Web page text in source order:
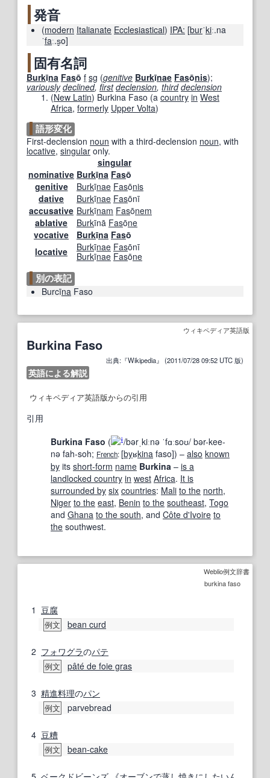
発音
(modern Italianate Ecclesiastical) IPA: [burˈkiː.na
ˈfaː.s̬o]
固有名詞
Burkīna Fasō f sg (genitive Burkīnae Fasōnis);
variously declined, first declension, third declension
(New Latin) Burkina Faso (a country in West
Africa, formerly Upper Volta)
語形変化
First-declension noun with a third-declension noun, with
locative, singular only.
singular
nominative Burkīna Fasō
genitive
Burkīnae Fasōnis
dative
Burkīnae Fasōnī
accusative Burkīnam Fasōnem
ablative
Burkīnā Fasōne
vocative
Burkīna Fasō
locative
Burkīnae Fasōnī
Burkīnae Fasōne
別の表記
Burcīna Faso
ウィキペディア英語版
Burkina Faso
出典:『Wikipedia』 (2011/07/28 09:52 UTC 版)
英語による解説
ウィキペディア英語版からの引用
引用
Burkina Faso ( i /bərˌ kiːnə ˈfɑːsoʊ/ bər-kee-
nə fah-soh; French:[byʁkina faso]) – also known
by its short-form name Burkina – is a
landlocked country in west Africa. It is
surrounded by six countries: Mali to the north,
Niger to the east, Benin to the southeast, Togo
and Ghana to the south, and Côte d'Ivoire to
the southwest.
Weblio例文辞書
burkina faso
1 豆腐
例文 bean curd
2 フォワグラのパテ
例文 pâté de foie gras
3 精進料理のパン
例文 parvebread
4 豆糟
例文 bean-cake